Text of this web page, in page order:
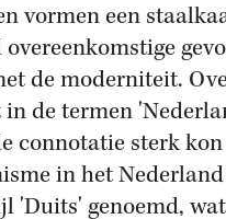
vormen een
de moderniteit.
de termen
connotatie sterk
in het
'Duits' genoemd,